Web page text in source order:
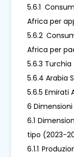
5.6.1
Africa per
5.6.2
Africa per
5.6.3 Turchia
5.6.4 Arabia
5.6.5 Emirati
6
6.1
tipo (2023-
6.1.1